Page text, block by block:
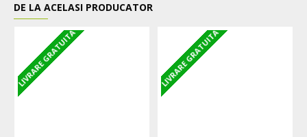
DE LA ACELASI PRODUCATOR
LIVRARE GRATUITA LIVRARE GRATUITA